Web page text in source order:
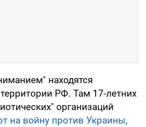
находятся
РФ. Там 17-летних
организаций
на войну против Украины,